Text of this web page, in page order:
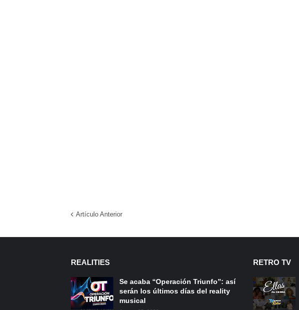
Artículo Anterior
REALITIES
Se acaba “Operación Triunfo”: así
serán los últimos días del reality
musical
RETRO TV